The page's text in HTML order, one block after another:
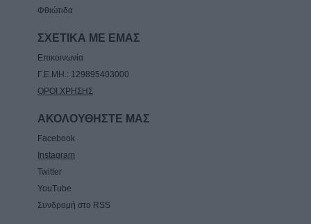
Φθιώτιδα
ΣΧΕΤΙΚΑ ΜΕ ΕΜΑΣ
Επικοινωνία
Γ.Ε.ΜΗ.: 129895403000
ΟΡΟΙ ΧΡΗΣΗΣ
ΑΚΟΛΟΥΘΗΣΤΕ ΜΑΣ
Facebook
Instagram
Twitter
YouTube
Συνδρομή στο RSS